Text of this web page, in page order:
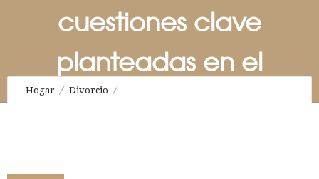
cuestiones clave
planteadas en el
divorcio de alto perfil de
Hogar Divorcio